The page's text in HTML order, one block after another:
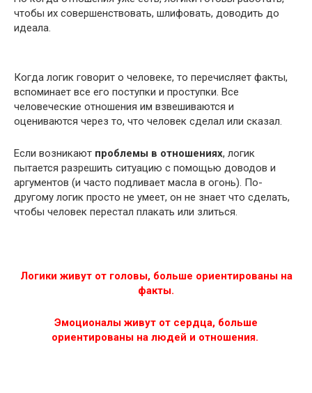
чтобы их совершенствовать, шлифовать, доводить до
идеала.
Когда логик говорит о человеке, то перечисляет факты,
вспоминает все его поступки и проступки. Все
человеческие отношения им взвешиваются и
оцениваются через то, что человек сделал или сказал.
Если возникают проблемы в отношениях, логик
пытается разрешить ситуацию с помощью доводов и
аргументов (и часто подливает масла в огонь). По-
другому логик просто не умеет, он не знает что сделать,
чтобы человек перестал плакать или злиться.
Логики живут от головы, больше ориентированы на
факты.
Эмоционалы живут от сердца, больше
ориентированы на людей и отношения.